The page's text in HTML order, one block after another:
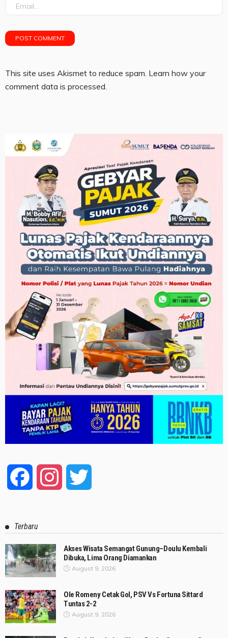
This site uses Akismet to reduce spam. Learn how your
comment data is processed.
Facebook Instagram
Terbaru
Akses Wisata Semangat Gunung–Doulu Kembali
Dibuka, Lima Orang Diamankan
August 9, 2026
Ole Romeny Cetak Gol, PSV Vs Fortuna Sittard
Tuntas 2-2
August 9, 2026